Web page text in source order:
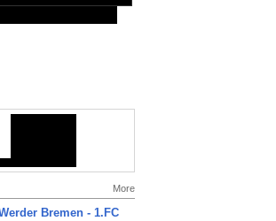
More
Bremen - 1.FC